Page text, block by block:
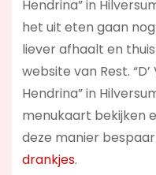
Hendrina” in
het uit eten gaan
liever afhaalt en
website van Rest.
Hendrina” in
menukaart bekijken
deze manier
drankjes.